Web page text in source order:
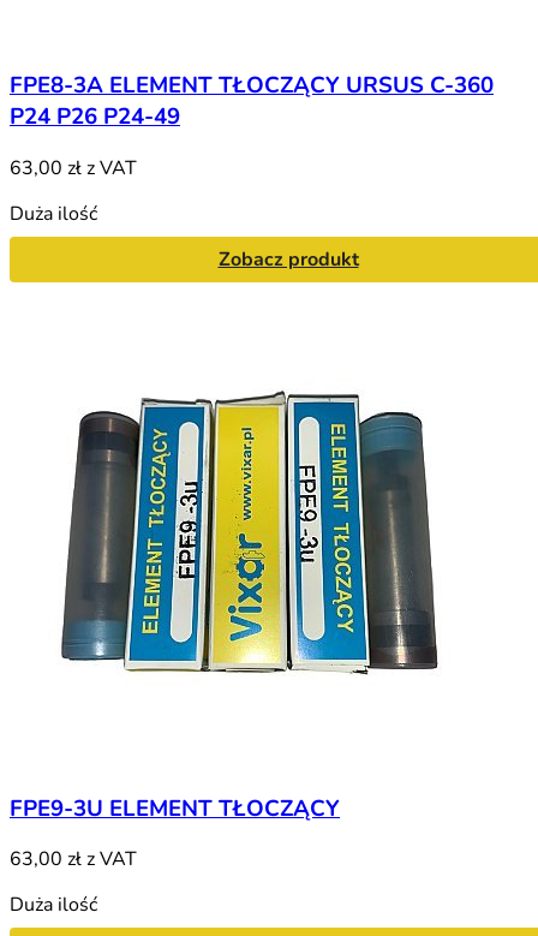
FPE8-3A ELEMENT TŁOCZĄCY URSUS C-360
P24 P26 P24-49
63,00 złz VAT
Duża ilość
Zobacz produkt
FPE9-3U ELEMENT TŁOCZĄCY
63,00 złz VAT
Duża ilość